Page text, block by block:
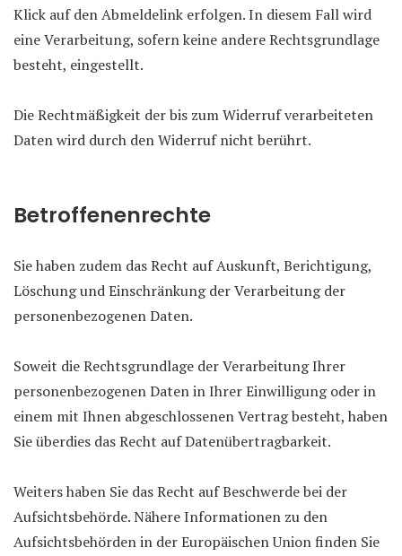
Klick auf den Abmeldelink erfolgen. In diesem Fall wird
eine Verarbeitung, sofern keine andere Rechtsgrundlage
besteht, eingestellt.
Die Rechtmäßigkeit der bis zum Widerruf verarbeiteten
Daten wird durch den Widerruf nicht berührt.
Betroffenenrechte
Sie haben zudem das Recht auf Auskunft, Berichtigung,
Löschung und Einschränkung der Verarbeitung der
personenbezogenen Daten.
Soweit die Rechtsgrundlage der Verarbeitung Ihrer
personenbezogenen Daten in Ihrer Einwilligung oder in
einem mit Ihnen abgeschlossenen Vertrag besteht, haben
Sie überdies das Recht auf Datenübertragbarkeit.
Weiters haben Sie das Recht auf Beschwerde bei der
Aufsichtsbehörde. Nähere Informationen zu den
Aufsichtsbehörden in der Europäischen Union finden Sie